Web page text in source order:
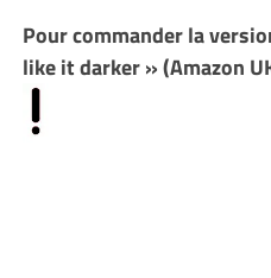
Pour commander la
like it darker » (Amazon